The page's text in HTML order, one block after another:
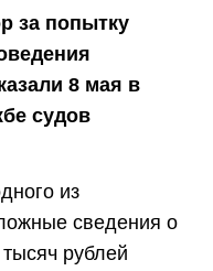
за попытку
8 мая в
судов
из
сведения о
рублей